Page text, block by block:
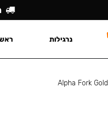
Alpha Fork Gold
נרגילות